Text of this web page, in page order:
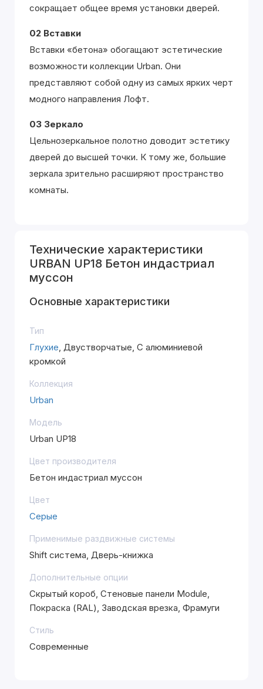
сокращает общее время установки дверей.
02 Вставки
Вставки «бетона» обогащают эстетические
возможности коллекции Urban. Они
представляют собой одну из самых ярких черт
модного направления Лофт.
03 Зеркало
Цельнозеркальное полотно доводит эстетику
дверей до высшей точки. К тому же, большие
зеркала зрительно расширяют пространство
комнаты.
Технические характеристики
URBAN UP18 Бетон индастриал
муссон
Основные характеристики
Тип
Глухие, Двустворчатые, С алюминиевой
кромкой
Коллекция
Urban
Модель
Urban UP18
Цвет производителя
Бетон индастриал муссон
Цвет
Серые
Применимые раздвижные системы
Shift система, Дверь-книжка
Дополнительные опции
Скрытый короб, Стеновые панели Module,
Покраска (RAL), Заводская врезка, Фрамуги
Стиль
Современные